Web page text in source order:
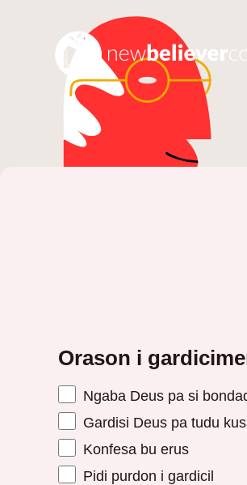
Orason i
Ngaba Deus pa si
Gardisi Deus pa tudu
Konfesa bu erus
Pidi purdon i gardicil